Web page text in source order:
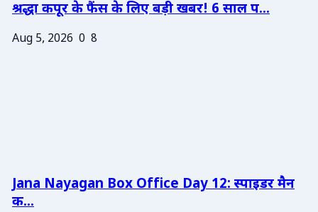
श्रद्धा कपूर के फैंस के लिए बड़ी खबर! 6 साल प...
Aug 5, 2026 0 8
Jana Nayagan Box Office Day 12: स्पाइडर मैन
क...